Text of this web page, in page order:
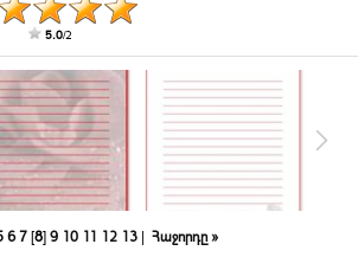
5.0/2
6 7[8] 9 10 11 12 13| Հաջորդը »